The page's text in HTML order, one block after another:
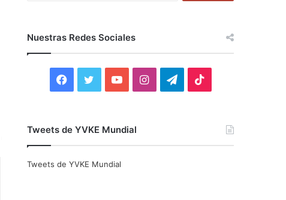
Nuestras Redes Sociales
F
c
i
Y
u
I
T
Tweets de YVKE Mundial
Tweets de YVKE Mundial